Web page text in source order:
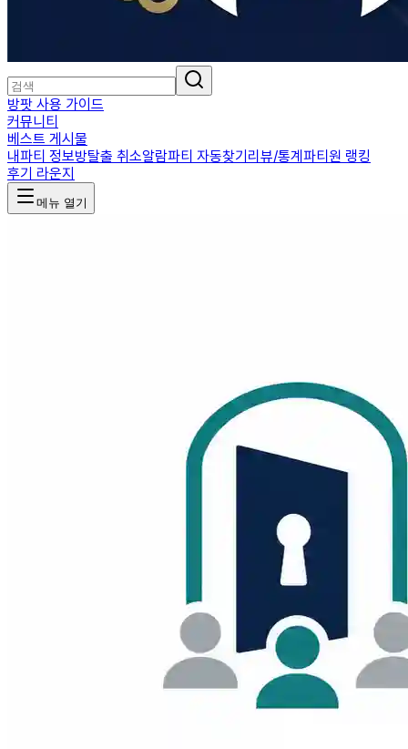
방팟 사용 가이드
커뮤니티
베스트 게시물
내파티 정보방탈출 취소알람파티 자동찾기리뷰/통계파티원 랭킹
후기 라운지
메뉴 열기